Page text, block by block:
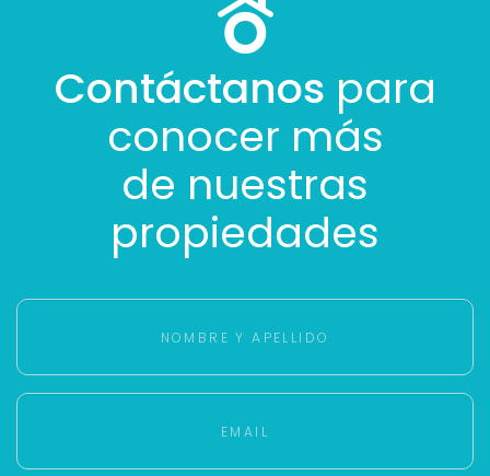
Contáctanos para
conocer más
de nuestras
propiedades